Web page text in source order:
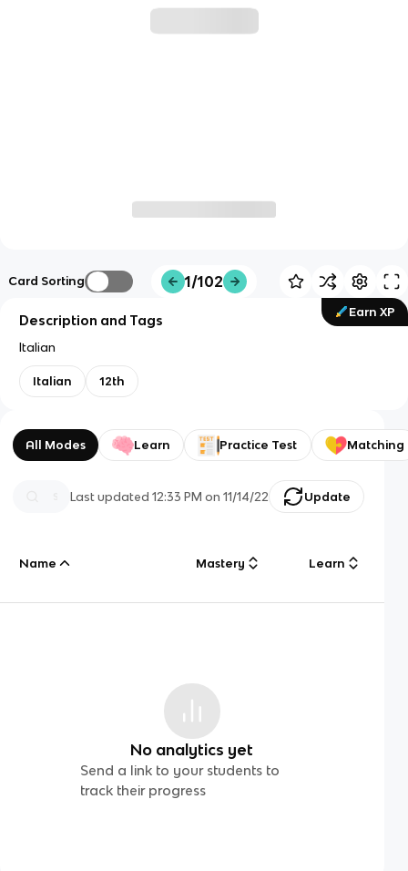
Card Sorting 1/102
Earn XP
Description and Tags
Italian
Italian 12th
All Modes Learn Practice Test Matching
Last updated12:33 PM on 11/14/22 Update
Name Mastery Learn
No analytics yet
Send a link to your students to
track their progress